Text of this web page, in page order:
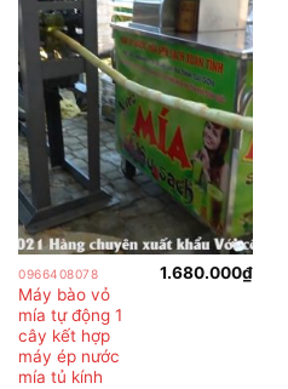
0966408078
Máy bào vỏ
mía tự động 1
cây kết hợp
máy ép nước
mía tủ kính
1.680.000₫